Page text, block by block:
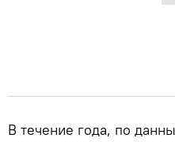
В течение года, по